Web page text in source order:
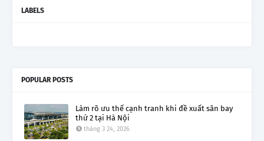
LABELS
POPULAR POSTS
Làm rõ ưu thế cạnh tranh khi đề xuất sân bay
thứ 2 tại Hà Nội
tháng 3 24, 2026